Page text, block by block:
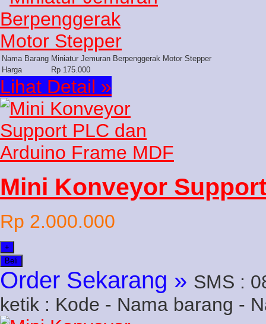
Nama Barang Miniatur Jemuran Berpenggerak Motor Stepper
Harga
Rp 175.000
Lihat Detail »
Mini Konveyor
Rp 2.000.000
+
Beli
Order Sekarang » SMS :
ketik : Kode - Nama barang -